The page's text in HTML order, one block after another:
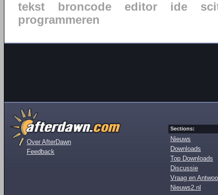
tekst
broncode editor ide
programmeren
Over AfterDawn
Feedback
Sections:
Nieuws
Downloads
Top Downloads
Discussie
Vraag en
Nieuws2.nl